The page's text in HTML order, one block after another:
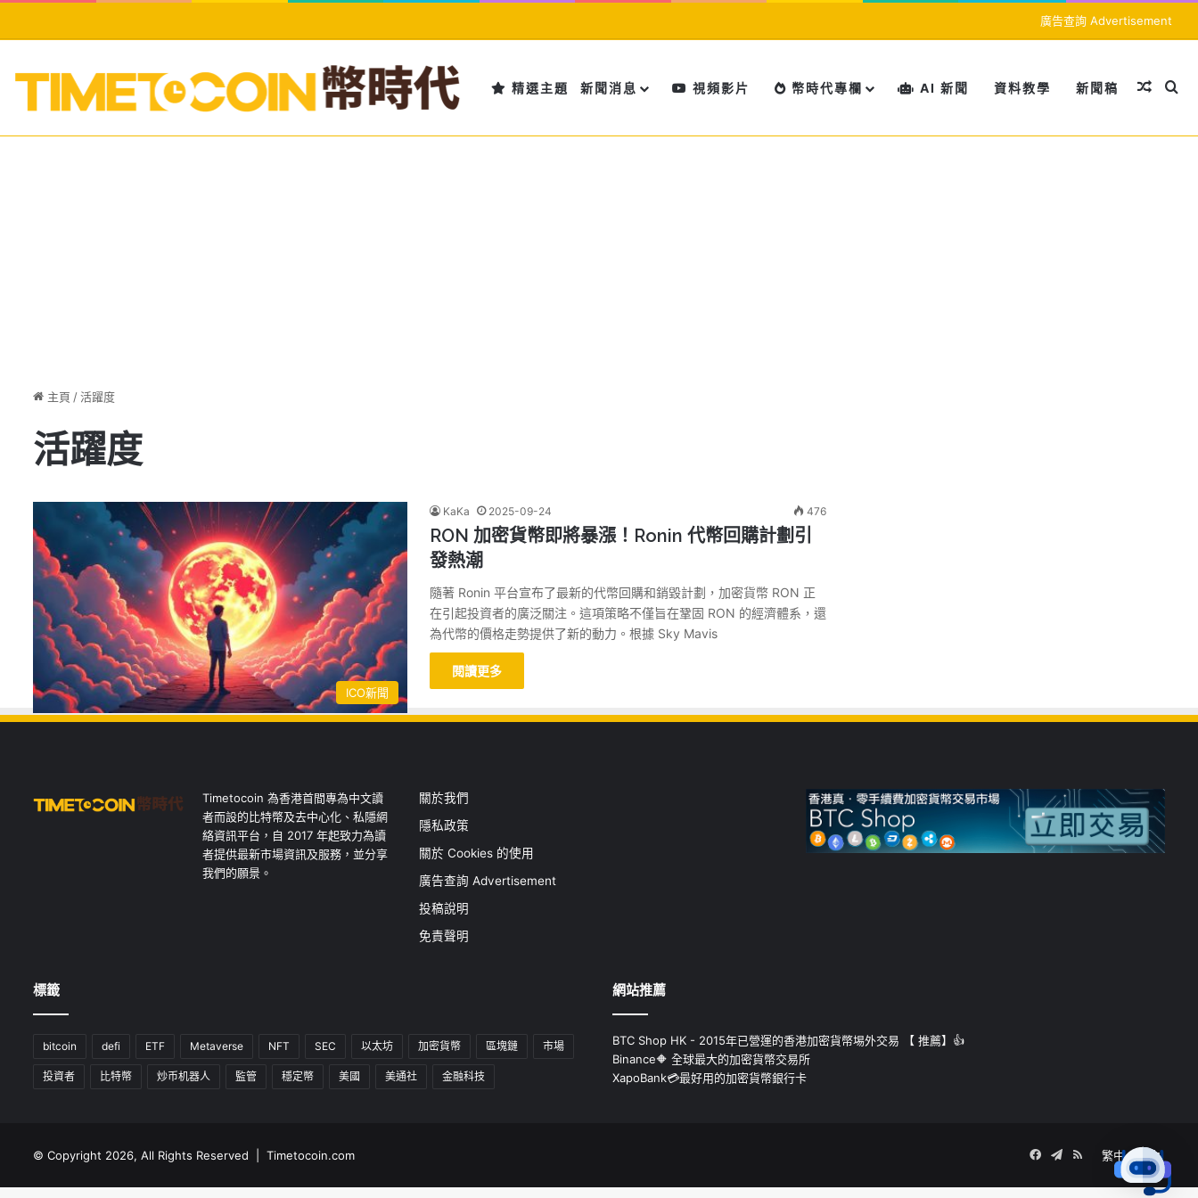
廣告查詢 Advertisement
精選主題 新聞消息 視頻影片 幣時代專欄 AI 新聞 資料教學 新聞稿 隨機文
搜
主頁 /活躍度
活躍度
ICO新聞
KaKa 2025-09-24 476
RON 加密貨幣即將暴漲！Ronin 代幣回購計劃引
發熱潮
隨著 Ronin 平台宣布了最新的代幣回購和銷毀計劃，加密貨幣 RON 正
在引起投資者的廣泛關注。這項策略不僅旨在鞏固 RON 的經濟體系，還
為代幣的價格走勢提供了新的動力。根據 Sky Mavis
閱讀更多
Timetocoin 為香港首間專為中文讀
者而設的比特幣及去中心化、私隱網
絡資訊平台，自 2017 年起致力為讀
者提供最新市場資訊及服務，並分享
我們的願景。
關於我們
隱私政策
關於 Cookies 的使用
廣告查詢 Advertisement
投稿說明
免責聲明
標籤
bitcoin defi ETF Metaverse NFT SEC 以太坊 加密貨幣 區塊鏈 市場
投資者 比特幣 炒币机器人 監管 穩定幣 美國 美通社 金融科技
網站推薦
BTC Shop HK - 2015年已營運的香港加密貨幣埸外交易 【 推薦】👍
Binance🔶 全球最大的加密貨幣交易所
XapoBank💳最好用的加密貨幣銀行卡
© Copyright 2026, All Rights Reserved | Timetocoin.com 繁中 簡中
Facebook
Telegram
RSS